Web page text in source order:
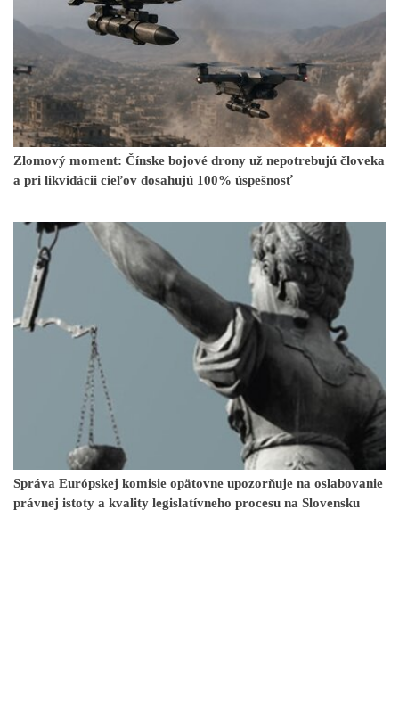
Zlomový moment: Čínske bojové drony už nepotrebujú človeka
a pri likvidácii cieľov dosahujú 100% úspešnosť
Správa Európskej komisie opätovne upozorňuje na oslabovanie
právnej istoty a kvality legislatívneho procesu na Slovensku